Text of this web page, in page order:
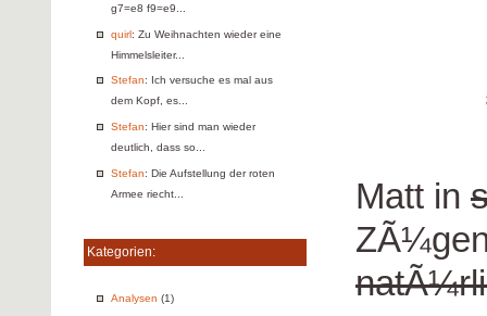
g7=e8 f9=e9...
quirl: Zu Weihnachten wieder eine
Himmelsleiter...
Stefan: Ich versuche es mal aus
dem Kopf, es...
Stefan: Hier sind man wieder
deutlich, dass so...
Stefan: Die Aufstellung der roten
Armee riecht...
Kategorien:
Analysen (1)
Matt in